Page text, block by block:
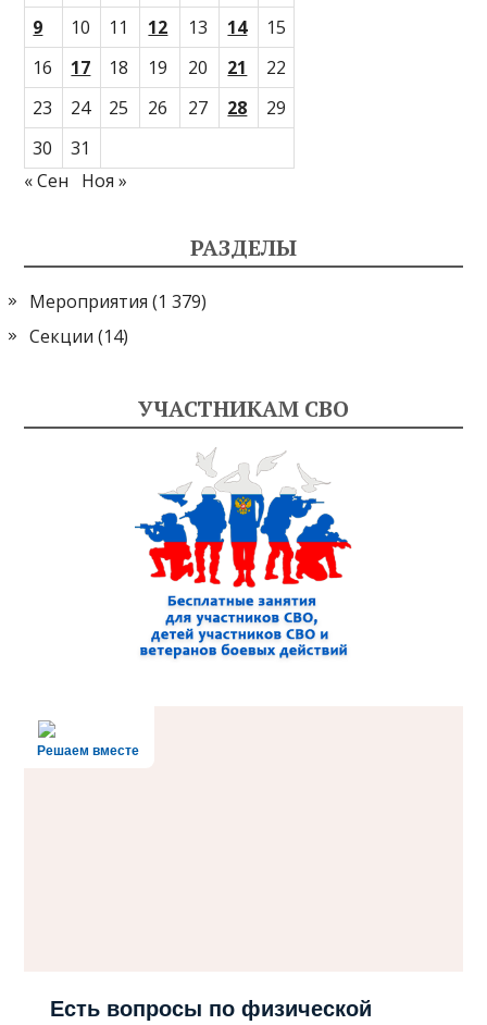
9 10 11 12 13 14
15
16
17 18 19 20 21
22
23
24 25 26 27 28
29
30
31
« Сен
Ноя »
РАЗДЕЛЫ
Мероприятия (1 379)
Секции (14)
УЧАСТНИКАМ СВО
Решаем вместе
Есть вопросы по физической